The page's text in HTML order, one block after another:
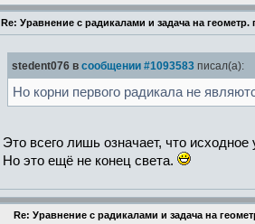
Re: Уравнение с радикалами и задача на геометр.
stedent076 в сообщении #1093583 писал(а):
Но корни первого радикала не
Это всего лишь означает, что
Но это ещё не конец света.
Re: Уравнение с радикалами и задача на